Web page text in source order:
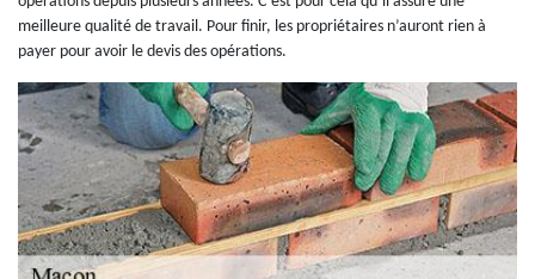
meilleure qualité de travail. Pour finir, les propriétaires n’auront rien à
payer pour avoir le devis des opérations.